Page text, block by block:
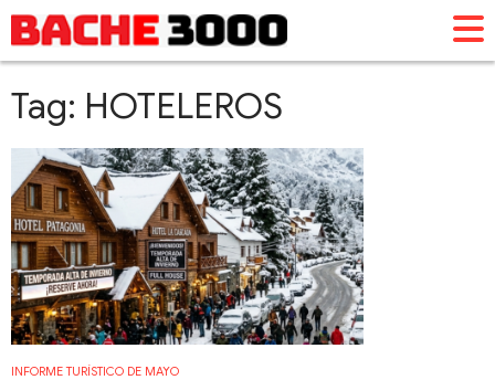
Tag: HOTELEROS
INFORME TURÍSTICO DE MAYO